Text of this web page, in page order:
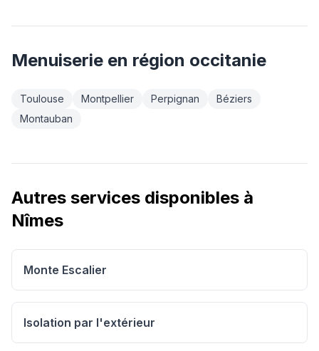
Menuiserie en région occitanie
Toulouse Montpellier Perpignan
Béziers
Montauban
Autres services disponibles à
Nîmes
Monte Escalier
Isolation par l'extérieur